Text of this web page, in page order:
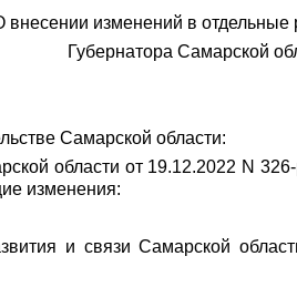
внесении изменений в отдельные
Губернатора Самарской
Самарской области:
области от 19.12.2022 N
изменения:
и связи Самарской